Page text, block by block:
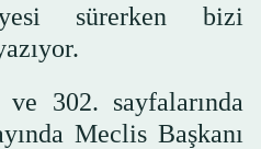
sürerken bizi
302. sayfalarında
Meclis Başkanı